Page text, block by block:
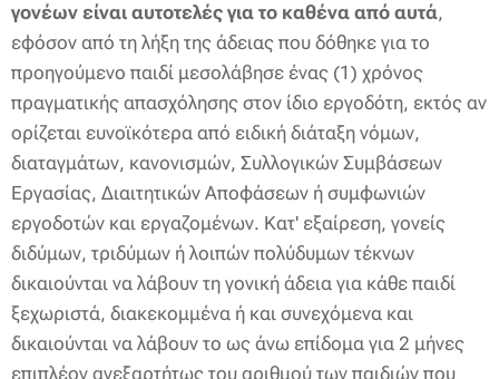
γονέων είναι αυτοτελές για το καθένα από αυτά,
εφόσον από τη λήξη της άδειας που δόθηκε για το
προηγούμενο παιδί μεσολάβησε ένας (1) χρόνος
πραγματικής απασχόλησης στον ίδιο εργοδότη, εκτός αν
ορίζεται ευνοϊκότερα από ειδική διάταξη νόμων,
διαταγμάτων, κανονισμών, Συλλογικών Συμβάσεων
Εργασίας, Διαιτητικών Αποφάσεων ή συμφωνιών
εργοδοτών και εργαζομένων. Κατ' εξαίρεση, γονείς
διδύμων, τριδύμων ή λοιπών πολύδυμων τέκνων
δικαιούνται να λάβουν τη γονική άδεια για κάθε παιδί
ξεχωριστά, διακεκομμένα ή και συνεχόμενα και
δικαιούνται να λάβουν το ως άνω επίδομα για 2 μήνες
επιπλέον ανεξαρτήτως του αριθμού των παιδιών που